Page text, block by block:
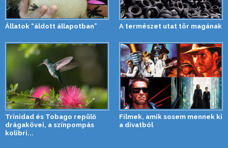
Állatok “áldott állapotban” A természet utat tör magának
Trinidad és Tobago repülő
drágakövei, a színpompás
kolibri...
Filmek, amik sosem mennek ki
a divatból